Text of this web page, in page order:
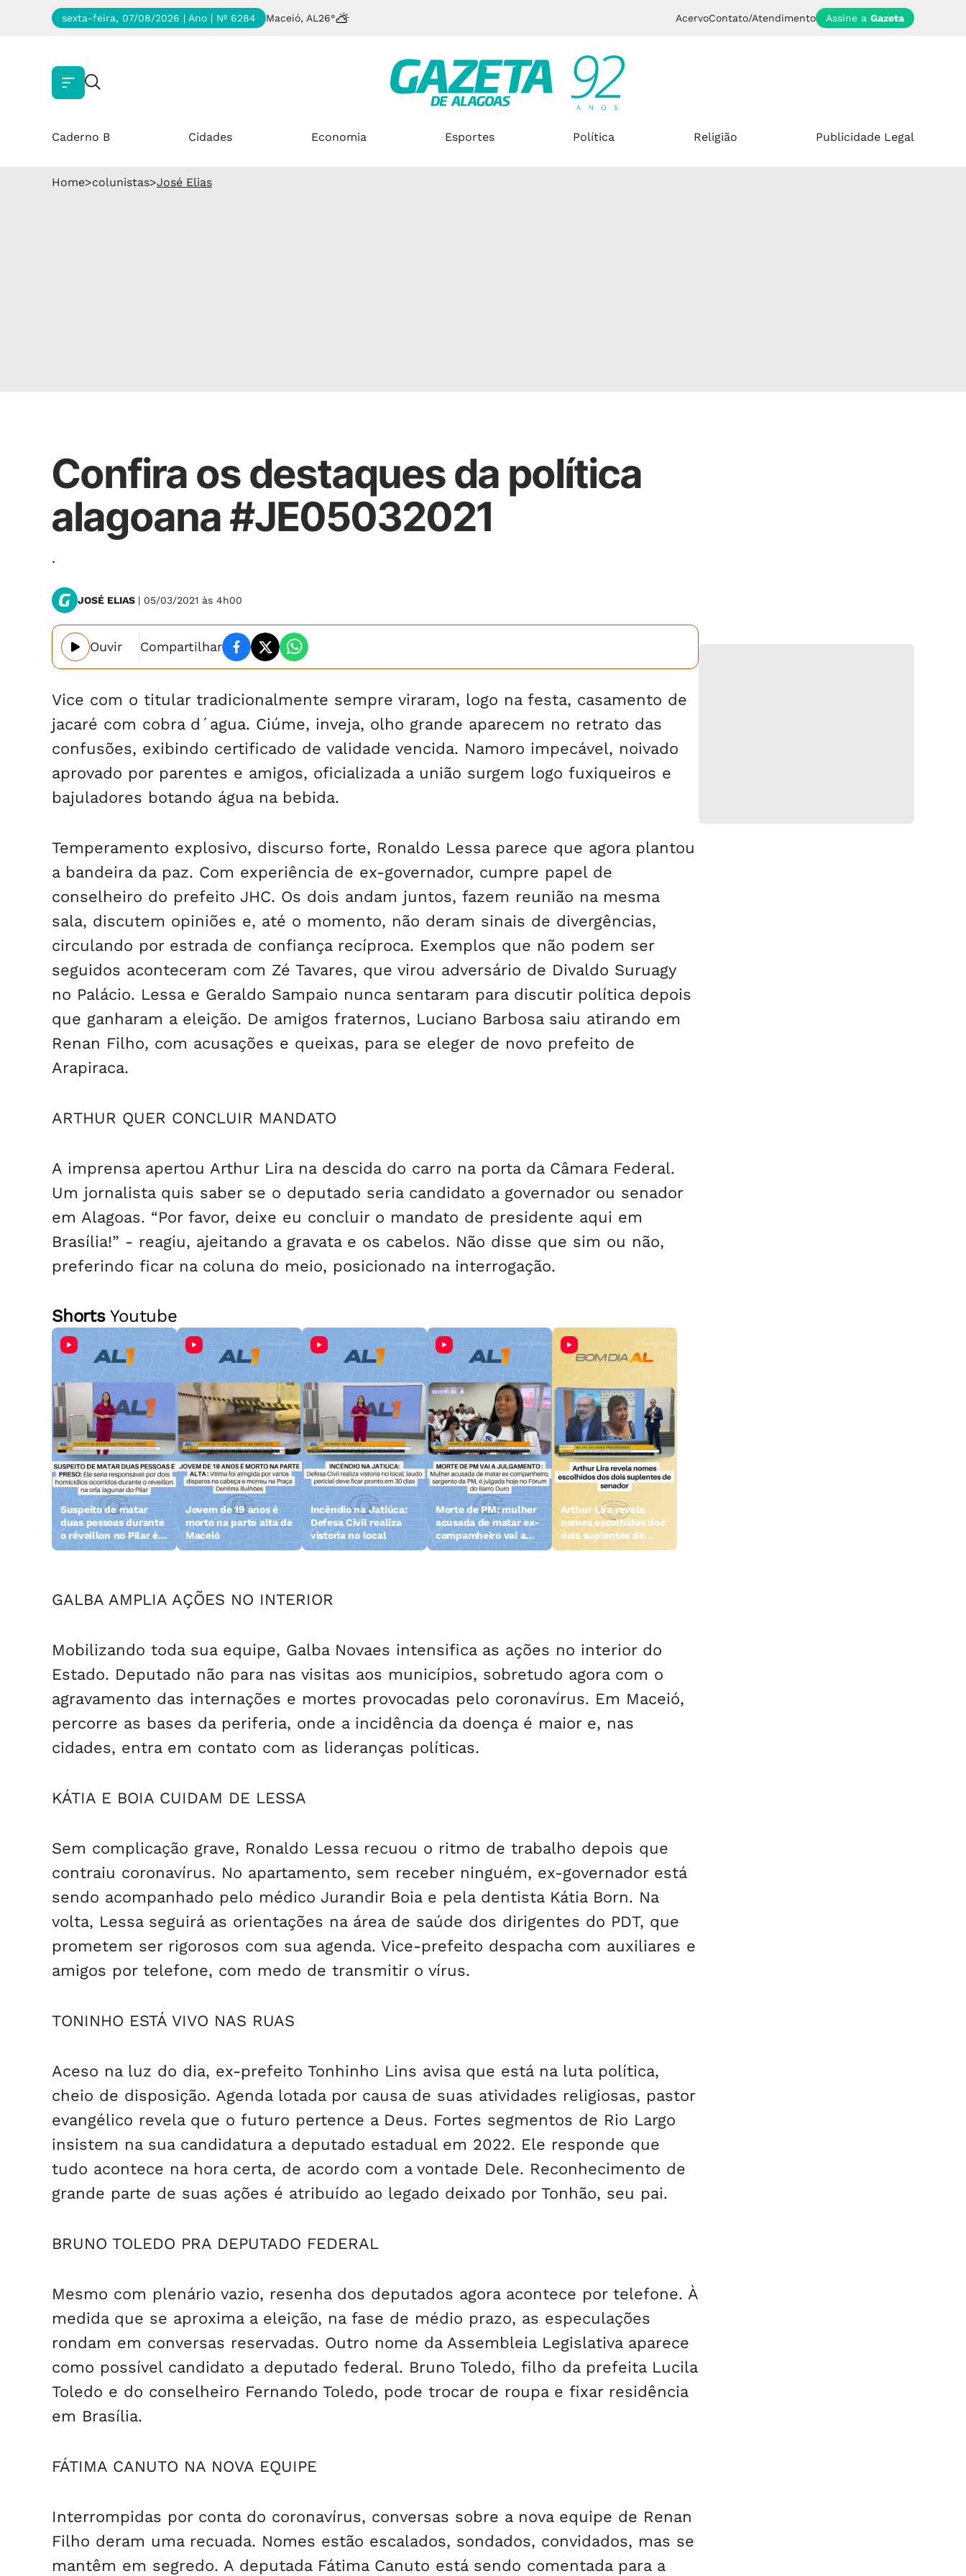
sexta-feira, 07/08/2026 | Ano | Nº 6284 Maceió, AL 26° AcervoContato/Atendimento Assine a Gazeta
Caderno B Cidades Economia Esportes Política Religião Publicidade Legal
Home>colunistas>José Elias
Confira os destaques da política
alagoana #JE05032021
.
JOSÉ ELIAS | 05/03/2021 às 4h00
Ouvir Compartilhar
Vice com o titular tradicionalmente sempre viraram, logo na festa, casamento de
jacaré com cobra d´agua. Ciúme, inveja, olho grande aparecem no retrato das
confusões, exibindo certificado de validade vencida. Namoro impecável, noivado
aprovado por parentes e amigos, oficializada a união surgem logo fuxiqueiros e
bajuladores botando água na bebida.
Temperamento explosivo, discurso forte, Ronaldo Lessa parece que agora plantou
a bandeira da paz. Com experiência de ex-governador, cumpre papel de
conselheiro do prefeito JHC. Os dois andam juntos, fazem reunião na mesma
sala, discutem opiniões e, até o momento, não deram sinais de divergências,
circulando por estrada de confiança recíproca. Exemplos que não podem ser
seguidos aconteceram com Zé Tavares, que virou adversário de Divaldo Suruagy
no Palácio. Lessa e Geraldo Sampaio nunca sentaram para discutir política depois
que ganharam a eleição. De amigos fraternos, Luciano Barbosa saiu atirando em
Renan Filho, com acusações e queixas, para se eleger de novo prefeito de
Arapiraca.
ARTHUR QUER CONCLUIR MANDATO
A imprensa apertou Arthur Lira na descida do carro na porta da Câmara Federal.
Um jornalista quis saber se o deputado seria candidato a governador ou senador
em Alagoas. “Por favor, deixe eu concluir o mandato de presidente aqui em
Brasília!” - reagiu, ajeitando a gravata e os cabelos. Não disse que sim ou não,
preferindo ficar na coluna do meio, posicionado na interrogação.
ShortsYoutube
Suspeito de matar
duas pessoas durante
o réveillon no Pilar é
preso
Jovem de 19 anos é
morto na parte alta de
Maceió
Incêndio na Jatiúca:
Defesa Civil realiza
vistoria no local
Morte de PM: mulher
acusada de matar ex-
compamheiro vai a
julgamento
Arthur Lira revela
nomes escolhidos dos
dois suplentes de
senador
GALBA AMPLIA AÇÕES NO INTERIOR
Mobilizando toda sua equipe, Galba Novaes intensifica as ações no interior do
Estado. Deputado não para nas visitas aos municípios, sobretudo agora com o
agravamento das internações e mortes provocadas pelo coronavírus. Em Maceió,
percorre as bases da periferia, onde a incidência da doença é maior e, nas
cidades, entra em contato com as lideranças políticas.
KÁTIA E BOIA CUIDAM DE LESSA
Sem complicação grave, Ronaldo Lessa recuou o ritmo de trabalho depois que
contraiu coronavírus. No apartamento, sem receber ninguém, ex-governador está
sendo acompanhado pelo médico Jurandir Boia e pela dentista Kátia Born. Na
volta, Lessa seguirá as orientações na área de saúde dos dirigentes do PDT, que
prometem ser rigorosos com sua agenda. Vice-prefeito despacha com auxiliares e
amigos por telefone, com medo de transmitir o vírus.
TONINHO ESTÁ VIVO NAS RUAS
Aceso na luz do dia, ex-prefeito Tonhinho Lins avisa que está na luta política,
cheio de disposição. Agenda lotada por causa de suas atividades religiosas, pastor
evangélico revela que o futuro pertence a Deus. Fortes segmentos de Rio Largo
insistem na sua candidatura a deputado estadual em 2022. Ele responde que
tudo acontece na hora certa, de acordo com a vontade Dele. Reconhecimento de
grande parte de suas ações é atribuído ao legado deixado por Tonhão, seu pai.
BRUNO TOLEDO PRA DEPUTADO FEDERAL
Mesmo com plenário vazio, resenha dos deputados agora acontece por telefone. À
medida que se aproxima a eleição, na fase de médio prazo, as especulações
rondam em conversas reservadas. Outro nome da Assembleia Legislativa aparece
como possível candidato a deputado federal. Bruno Toledo, filho da prefeita Lucila
Toledo e do conselheiro Fernando Toledo, pode trocar de roupa e fixar residência
em Brasília.
FÁTIMA CANUTO NA NOVA EQUIPE
Interrompidas por conta do coronavírus, conversas sobre a nova equipe de Renan
Filho deram uma recuada. Nomes estão escalados, sondados, convidados, mas se
mantêm em segredo. A deputada Fátima Canuto está sendo comentada para a